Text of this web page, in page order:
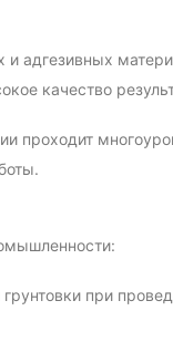
адгезивных
качество
проходит
при